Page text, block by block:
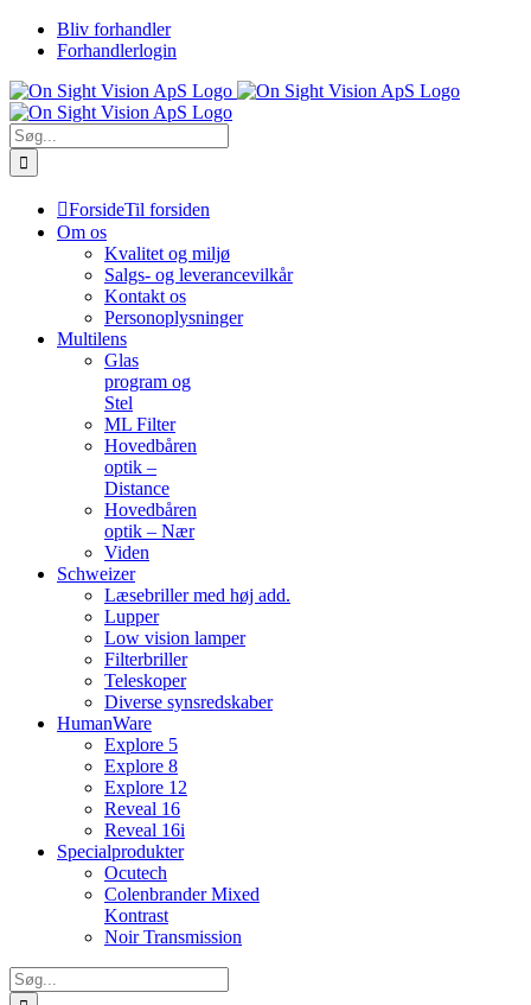
Skip
Bliv forhandler
Forhandlerlogin
Søg
efter:
ForsideTil forsiden
Om os
Kvalitet og miljø
Salgs- og leverancevilkår
Kontakt os
Personoplysninger
Multilens
Glas
program og
Stel
ML Filter
Hovedbåren
optik –
Distance
Hovedbåren
optik – Nær
Viden
Schweizer
Læsebriller med høj add.
Lupper
Low vision lamper
Filterbriller
Teleskoper
Diverse synsredskaber
HumanWare
Explore 5
Explore 8
Explore 12
Reveal 16
Reveal 16i
Specialprodukter
Ocutech
Colenbrander Mixed
Kontrast
Noir Transmission
Søg
efter: